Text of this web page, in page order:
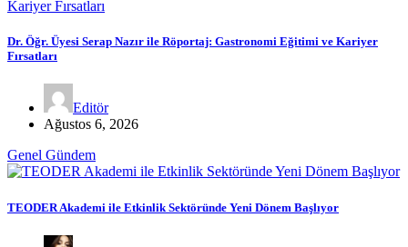
Dr. Öğr. Üyesi Serap Nazır ile Röportaj: Gastronomi Eğitimi ve Kariyer
Fırsatları
Editör
Ağustos 6, 2026
Genel Gündem
TEODER Akademi ile Etkinlik Sektöründe Yeni Dönem Başlıyor